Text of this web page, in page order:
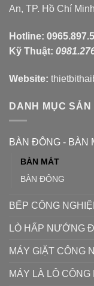
An, TP. Hồ Chí
Hotline:
Kỹ Thuật:
Website:
DANH MỤC SẢN
BÀN ĐÔNG - BÀN
BÀN MÁT
BÀN ĐÔNG
BẾP CÔNG
LÒ HẤP NƯỚNG
MÁY GIẶT CÔNG
MÁY LÀ LÔ CÔNG